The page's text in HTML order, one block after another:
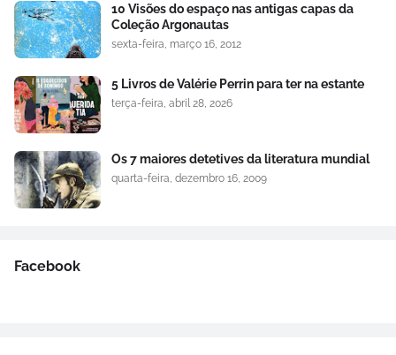
10 Visões do espaço nas antigas capas da
Coleção Argonautas
sexta-feira, março 16, 2012
5 Livros de Valérie Perrin para ter na estante
terça-feira, abril 28, 2026
Os 7 maiores detetives da literatura mundial
quarta-feira, dezembro 16, 2009
Facebook